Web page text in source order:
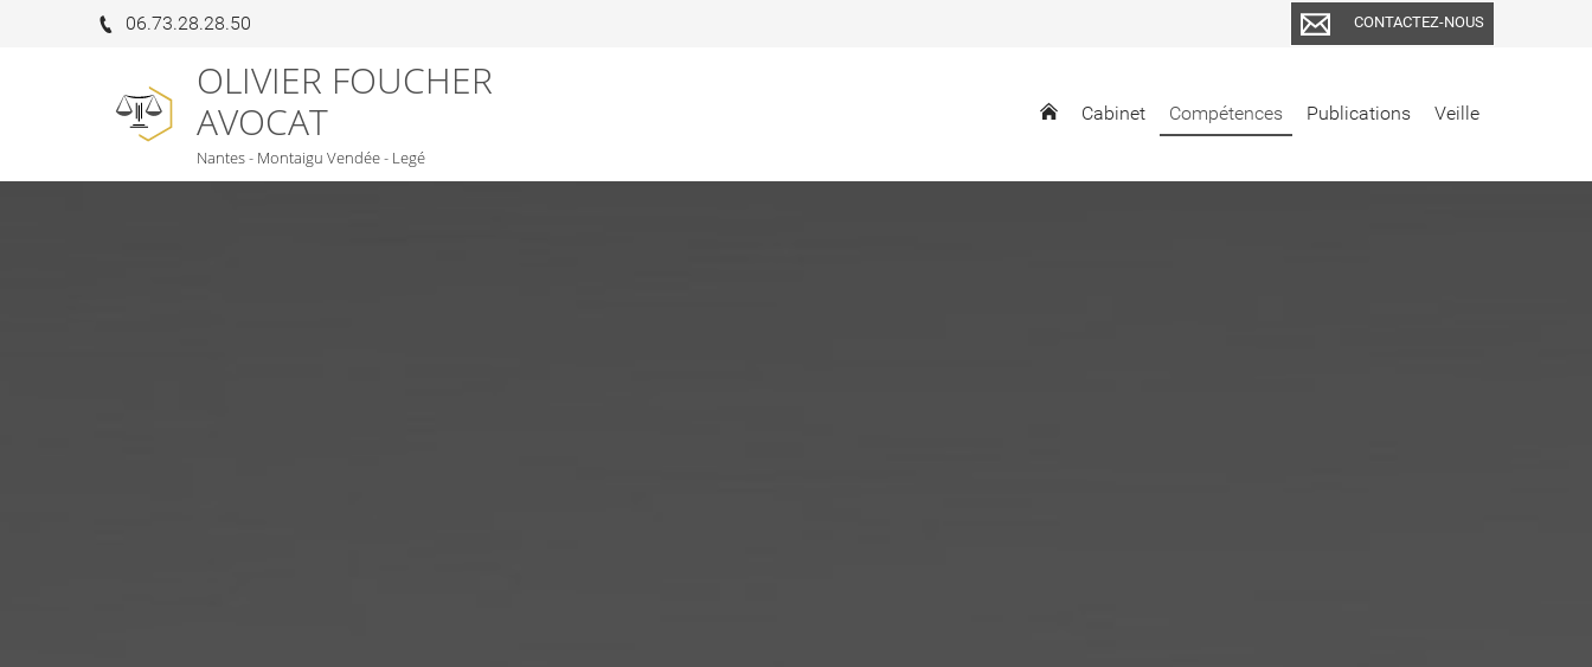
OLIVIER FOUCHER
AVOCAT
Nantes - Montaigu Vendée - Legé
Cabinet Compétences Publications Veille
06.73.28.28.50 CONTACTEZ-NOUS